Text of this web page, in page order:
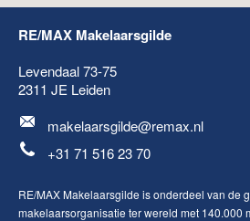
RE/MAX Makelaarsgilde
Levendaal 73-75
2311 JE Leiden
makelaarsgilde@remax.nl
+31 71 516 23 70
RE/MAX Makelaarsgilde is onderdeel van de
makelaarsorganisatie ter wereld met 140.000